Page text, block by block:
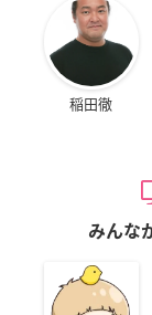
稲田徹
みんな